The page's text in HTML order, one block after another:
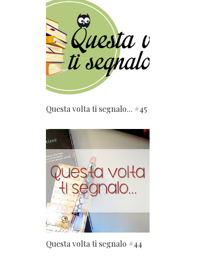
Questa volta ti segnalo... #45
Questa volta ti segnalo #44